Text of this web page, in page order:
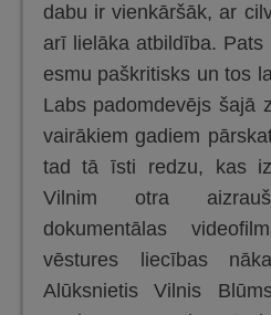
dabu ir vienkāršāk, ar
arī lielāka atbildība. Pats
esmu paškritisks un tos
Labs padomdevējs šajā
vairākiem gadiem
tad tā īsti redzu, kas
Vilnim otra
dokumentālas
vēstures liecības
Alūksnietis Vilnis